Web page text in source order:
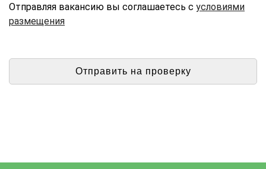
Отправляя вакансию вы соглашаетесь с условиями
размещения